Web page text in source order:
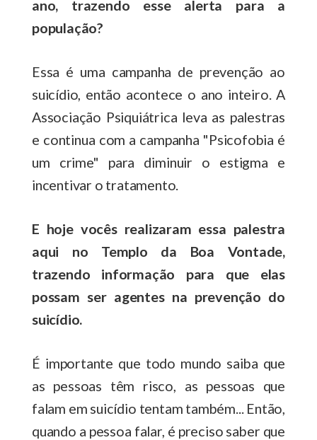
ano, trazendo esse alerta para a
população?
Essa é uma campanha de prevenção ao
suicídio, então acontece o ano inteiro. A
Associação Psiquiátrica leva as palestras
e continua com a campanha "Psicofobia é
um crime" para diminuir o estigma e
incentivar o tratamento.
E hoje vocês realizaram essa palestra
aqui no Templo da Boa Vontade,
trazendo informação para que elas
possam ser agentes na prevenção do
suicídio.
É importante que todo mundo saiba que
as pessoas têm risco, as pessoas que
falam em suicídio tentam também... Então,
quando a pessoa falar, é preciso saber que